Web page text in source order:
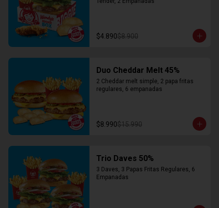
$4.890$8.900
Duo Cheddar Melt 45%
2 Cheddar melt simple, 2 papa fritas
regulares, 6 empanadas
$8.990$15.990
Trio Daves 50%
3 Daves, 3 Papas Fritas Regulares, 6
Empanadas